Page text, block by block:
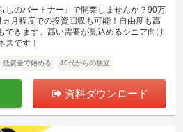
しのパートナー』で開業しませんか？90万
月程度での投資回収も可能！自由度も高
できます。高い需要が見込めるシニア向け
スです！
低資金で始める 40代からの独立
資料ダウンロード